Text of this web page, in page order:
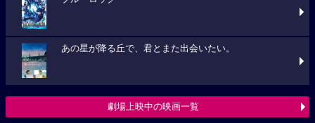
あの星が降る丘で、君とまた出会いたい。
劇場上映中の映画一覧